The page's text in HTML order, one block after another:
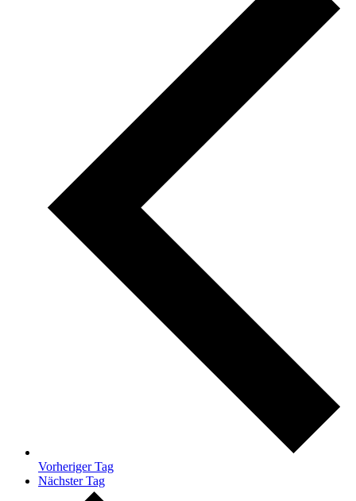
Vorheriger Tag
Nächster Tag